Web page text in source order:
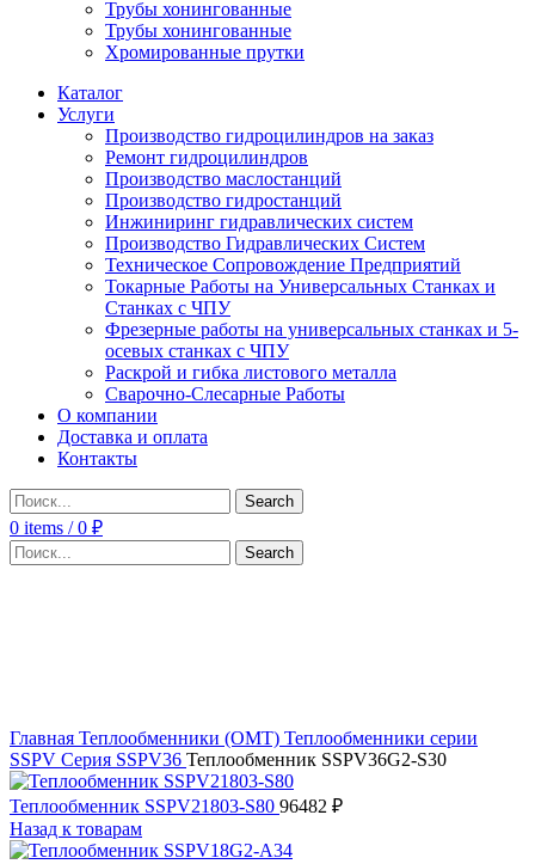
Трубы хонингованные
Трубы хонингованные
Хромированные прутки
Каталог
Услуги
Производство гидроцилиндров на заказ
Ремонт гидроцилиндров
Производство маслостанций
Производство гидростанций
Инжиниринг гидравлических систем
Производство Гидравлических Систем
Техническое Сопровождение Предприятий
Токарные Работы на Универсальных Станках и
Станках с ЧПУ
Фрезерные работы на универсальных станках и 5-
осевых станках с ЧПУ
Раскрой и гибка листового металла
Сварочно-Слесарные Работы
О компании
Доставка и оплата
Контакты
Search
0 items / 0 ₽
Search
Главная Теплообменники (OMT) Теплообменники серии
SSPV Серия SSPV36 Теплообменник SSPV36G2-S30
Теплообменник SSPV21803-S80 96482 ₽
Назад к товарам